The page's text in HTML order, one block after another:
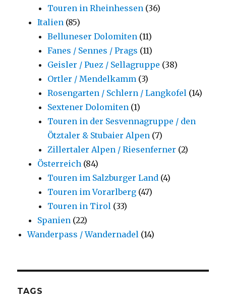
Touren in Rheinhessen (36)
Italien (85)
Belluneser Dolomiten (11)
Fanes / Sennes / Prags (11)
Geisler / Puez / Sellagruppe (38)
Ortler / Mendelkamm (3)
Rosengarten / Schlern / Langkofel (14)
Sextener Dolomiten (1)
Touren in der Sesvennagruppe / den
Ötztaler & Stubaier Alpen (7)
Zillertaler Alpen / Riesenferner (2)
Österreich (84)
Touren im Salzburger Land (4)
Touren im Vorarlberg (47)
Touren in Tirol (33)
Spanien (22)
Wanderpass / Wandernadel (14)
TAGS